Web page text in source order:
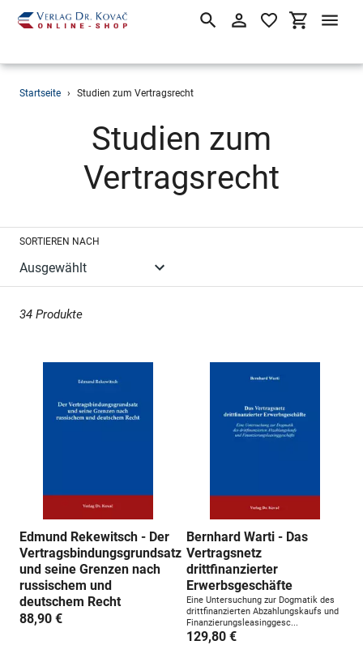
Direkt
SuchenEinloggen
Startseite › Studien zum Vertragsrecht
S
a
m
l
n
g
Studien zum
Vertragsrecht
SORTIEREN NACH
34 Produkte
Edmund Rekewitsch - Der
Vertragsbindungsgrundsatz
und seine Grenzen nach
russischem und
deutschem Recht
88,90 €
Bernhard Warti - Das
Vertragsnetz
drittfinanzierter
Erwerbsgeschäfte
Eine Untersuchung zur Dogmatik des
drittfinanzierten Abzahlungskaufs und
Finanzierungsleasinggesc...
129,80 €